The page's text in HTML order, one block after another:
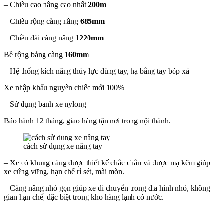
– Chiều cao nâng cao nhất200m
– Chiều rộng càng nâng 685mm
– Chiều dài càng nâng 1220mm
Bề rộng bảng càng 160mm
– Hệ thống kích nâng thủy lực dùng tay, hạ bằng tay bóp xả
Xe nhập khẩu nguyên chiếc mới 100%
– Sử dụng bánh xe nylong
Bảo hành 12 tháng, giao hàng tận nơi trong nội thành.
cách sử dụng xe nâng tay
– Xe có khung càng được thiết kế chắc chắn và được mạ kẽm giúp
xe cứng vững, hạn chế rỉ sét, mài mòn.
– Càng nâng nhỏ gọn giúp xe di chuyển trong địa hình nhỏ, không
gian hạn chế, đặc biệt trong kho hàng lạnh có nước.